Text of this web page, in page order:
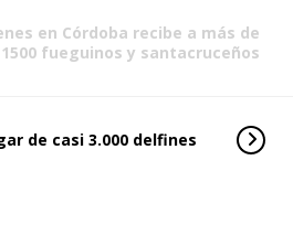
en Córdoba recibe a más de
1500 fueguinos y santacruceños
de casi 3.000 delfines